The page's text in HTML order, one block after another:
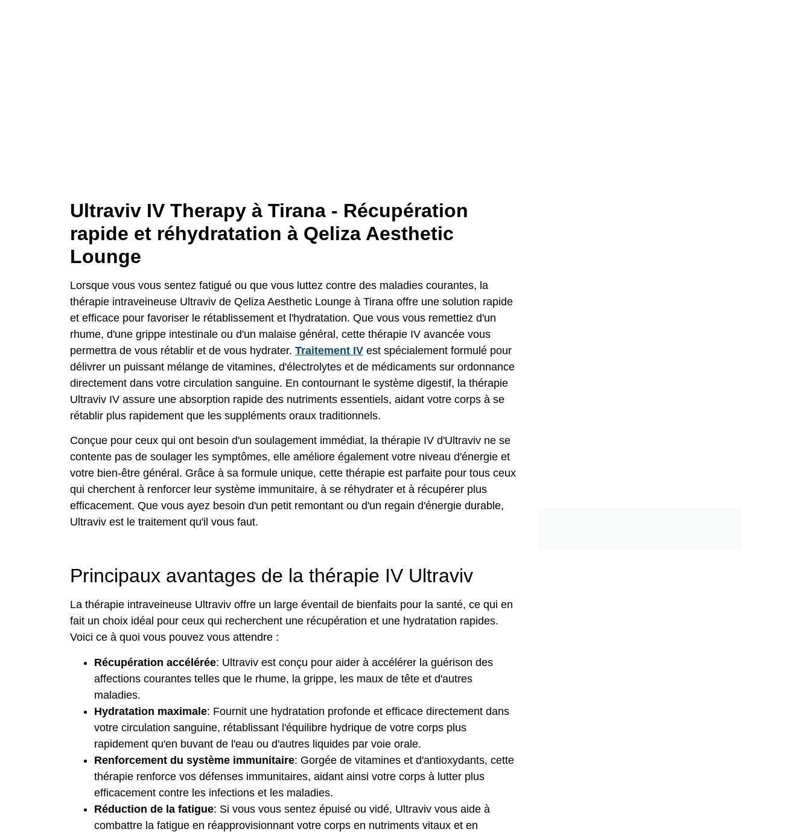
Ultraviv IV Therapy à Tirana - Récupération
rapide et réhydratation à Qeliza Aesthetic
Lounge
Lorsque vous vous sentez fatigué ou que vous luttez contre des maladies courantes, la
thérapie intraveineuse Ultraviv de Qeliza Aesthetic Lounge à Tirana offre une solution rapide
et efficace pour favoriser le rétablissement et l'hydratation. Que vous vous remettiez d'un
rhume, d'une grippe intestinale ou d'un malaise général, cette thérapie IV avancée vous
permettra de vous rétablir et de vous hydrater. Traitement IV est spécialement formulé pour
délivrer un puissant mélange de vitamines, d'électrolytes et de médicaments sur ordonnance
directement dans votre circulation sanguine. En contournant le système digestif, la thérapie
Ultraviv IV assure une absorption rapide des nutriments essentiels, aidant votre corps à se
rétablir plus rapidement que les suppléments oraux traditionnels.
Conçue pour ceux qui ont besoin d'un soulagement immédiat, la thérapie IV d'Ultraviv ne se
contente pas de soulager les symptômes, elle améliore également votre niveau d'énergie et
votre bien-être général. Grâce à sa formule unique, cette thérapie est parfaite pour tous ceux
qui cherchent à renforcer leur système immunitaire, à se réhydrater et à récupérer plus
efficacement. Que vous ayez besoin d'un petit remontant ou d'un regain d'énergie durable,
Ultraviv est le traitement qu'il vous faut.
Principaux avantages de la thérapie IV Ultraviv
La thérapie intraveineuse Ultraviv offre un large éventail de bienfaits pour la santé, ce qui en
fait un choix idéal pour ceux qui recherchent une récupération et une hydratation rapides.
Voici ce à quoi vous pouvez vous attendre :
Récupération accélérée: Ultraviv est conçu pour aider à accélérer la guérison des
affections courantes telles que le rhume, la grippe, les maux de tête et d'autres
maladies.
Hydratation maximale: Fournit une hydratation profonde et efficace directement dans
votre circulation sanguine, rétablissant l'équilibre hydrique de votre corps plus
rapidement qu'en buvant de l'eau ou d'autres liquides par voie orale.
Renforcement du système immunitaire: Gorgée de vitamines et d'antioxydants, cette
thérapie renforce vos défenses immunitaires, aidant ainsi votre corps à lutter plus
efficacement contre les infections et les maladies.
Réduction de la fatigue: Si vous vous sentez épuisé ou vidé, Ultraviv vous aide à
combattre la fatigue en réapprovisionnant votre corps en nutriments vitaux et en